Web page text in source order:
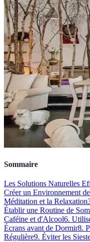
Sommaire
Les Solutions Naturelles
Créer un Environnement
Méditation et la Relaxation
Établir une Routine de
Caféine et d'Alcool6.
Écrans avant de Dormir8.
Régulière9. Éviter les